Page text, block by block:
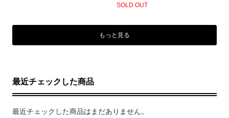
SOLD OUT
もっと見る
最近チェックした商品
最近チェックした商品はまだありません。